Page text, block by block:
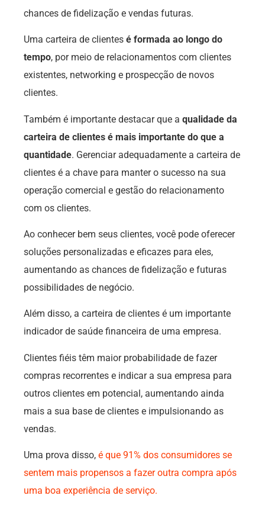
chances de fidelização e vendas futuras.
Uma carteira de clientes é formada ao longo do
tempo, por meio de relacionamentos com clientes
existentes, networking e prospecção de novos
clientes.
Também é importante destacar que a qualidade da
carteira de clientes é mais importante do que a
quantidade. Gerenciar adequadamente a carteira de
clientes é a chave para manter o sucesso na sua
operação comercial e gestão do relacionamento
com os clientes.
Ao conhecer bem seus clientes, você pode oferecer
soluções personalizadas e eficazes para eles,
aumentando as chances de fidelização e futuras
possibilidades de negócio.
Além disso, a carteira de clientes é um importante
indicador de saúde financeira de uma empresa.
Clientes fiéis têm maior probabilidade de fazer
compras recorrentes e indicar a sua empresa para
outros clientes em potencial, aumentando ainda
mais a sua base de clientes e impulsionando as
vendas.
Uma prova disso, é que 91% dos consumidores se
sentem mais propensos a fazer outra compra após
uma boa experiência de serviço.